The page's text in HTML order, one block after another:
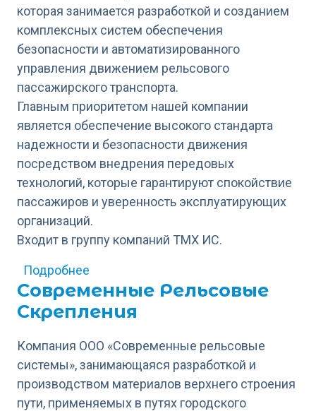
которая занимается разработкой и созданием
комплексных систем обеспечения
безопасности и автоматизированного
управления движением рельсового
пассажирского транспорта.
Главным приоритетом нашей компании
является обеспечение высокого стандарта
надежности и безопасности движения
посредством внедрения передовых
технологий, которые гарантируют спокойствие
пассажиров и уверенность эксплуатирующих
организаций.
Входит в группу компаний ТМХ ИС.
Подробнее
Современные Рельсовые
Скрепления
Компания ООО «Современные рельсовые
системы», занимающаяся разработкой и
производством материалов верхнего строения
пути, применяемых в путях городского